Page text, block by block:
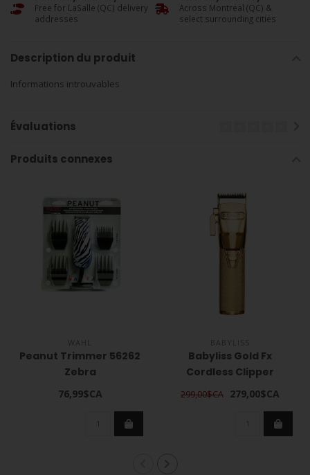
Free for LaSalle (QC) delivery
addresses
Across Montreal (QC) &
select surrounding cities
Description du produit
Informations introuvables
Évaluations
Produits connexes
Peanut Trimmer 56262
Zebra
76,99$CA
BABYLISS
Babyliss Gold Fx
Cordless Clipper
299,00$CA 279,00$CA